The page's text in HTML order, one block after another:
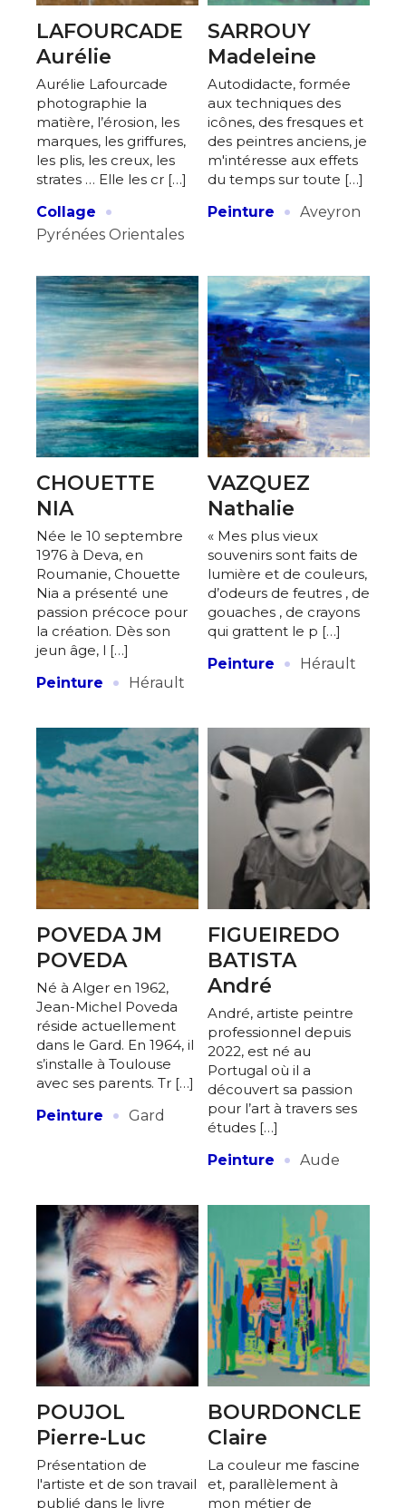
Adresse email*
Nom
Prénom
Statut / Organisation
J'accepte les termes et conditions
* Champ obligatoire
Adresse email*
Nom
Prénom
Statut / Organisation
J'accepte les termes et conditions
LAFOURCADE
Aurélie
Aurélie Lafourcade
photographie la
matière, l’érosion, les
marques, les griffures,
les plis, les creux, les
strates … Elle les cr […]
Collage
·
Pyrénées Orientales
SARROUY
Madeleine
Autodidacte, formée
aux techniques des
icônes, des fresques et
des peintres anciens, je
m'intéresse aux effets
du temps sur toute […]
Peinture
· Aveyron
CHOUETTE
NIA
Née le 10 septembre
1976 à Deva, en
Roumanie, Chouette
Nia a présenté une
passion précoce pour
la création. Dès son
jeun âge, l […]
Peinture
· Hérault
VAZQUEZ
Nathalie
« Mes plus vieux
souvenirs sont faits de
lumière et de couleurs,
d’odeurs de feutres , de
gouaches , de crayons
qui grattent le p […]
Peinture
· Hérault
POVEDA JM
POVEDA
Né à Alger en 1962,
Jean-Michel Poveda
réside actuellement
dans le Gard. ​En 1964, il
s’installe à Toulouse
avec ses parents. Tr […]
Peinture
· Gard
FIGUEIREDO
BATISTA
André
André, artiste peintre
professionnel depuis
2022, est né au
Portugal où il a
découvert sa passion
pour l’art à travers ses
études […]
Peinture
· Aude
POUJOL
Pierre-Luc
Présentation de
l'artiste et de son travail
publié dans le livre
BOURDONCLE
Claire
La couleur me fascine
et, parallèlement à
mon métier de